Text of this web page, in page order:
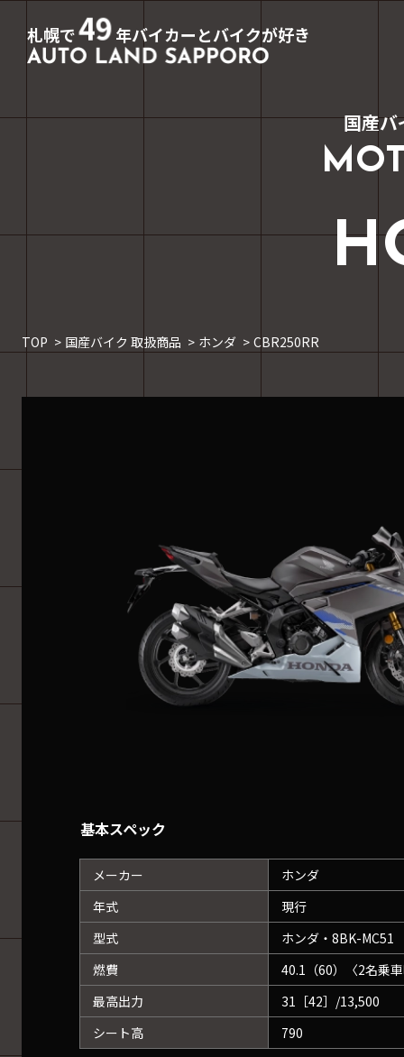
札幌で49年バイカーとバイクが好き
国産バ
TOP 国産バイク 取扱商品 ホンダ CBR250RR
基本スペック
メーカー
ホンダ
年式
現行
型式
ホンダ・8BK-MC51
燃費
40.1（60）〈2名乗
最高出力
31［42］/13,500
シート高
790